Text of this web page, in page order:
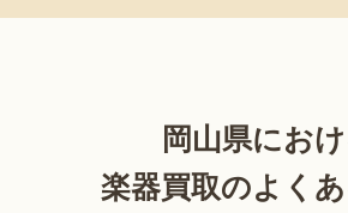
岡山県にお
楽器買取のよく